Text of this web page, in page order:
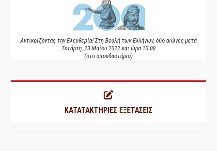
Αντικρίζοντας την Ελευθερία! Στη Βουλή των Ελλήνων, δύο αιώνες μετά
Τετάρτη, 23 Μαΐου 2022 και ώρα 10.00
(στο σπουδαστήριο)
ΚΑΤΑΤΑΚΤΗΡΙΕΣ ΕΞΕΤΑΣΕΙΣ